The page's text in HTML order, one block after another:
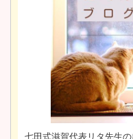
七田式滋賀代表リタ先生